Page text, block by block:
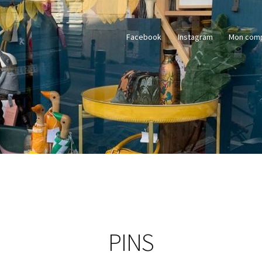
Facebook Instagram Mon
PINS